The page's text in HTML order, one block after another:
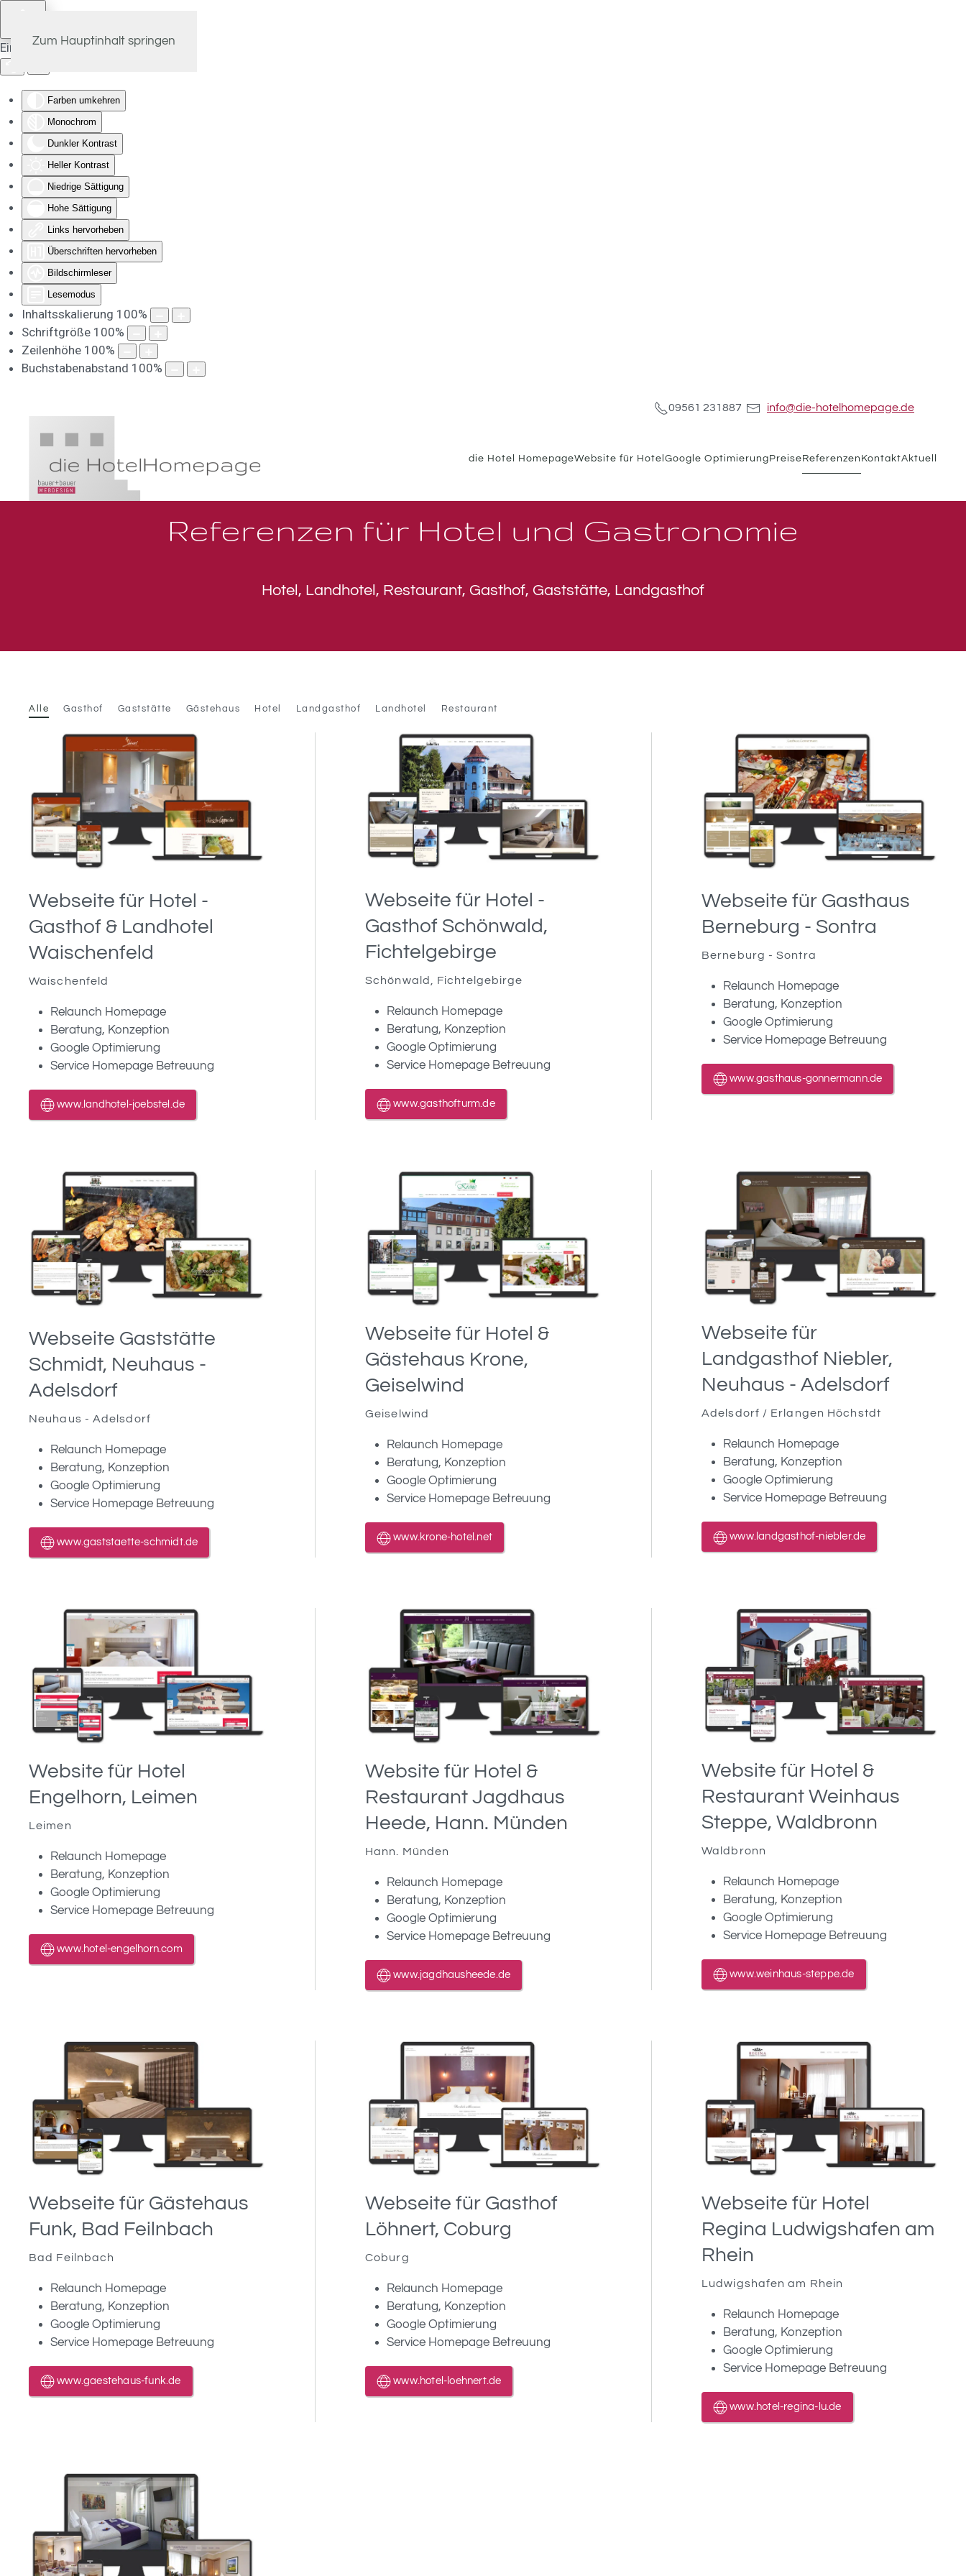
Eingabehilfen öffnen
Farben umkehren
Monochrom
Dunkler Kontrast
Heller Kontrast
Niedrige Sättigung
Hohe Sättigung
Links hervorheben
Überschriften hervorheben
Bildschirmleser
Lesemodus
Inhaltsskalierung 100%
Schriftgröße 100%
Zeilenhöhe 100%
Buchstabenabstand 100%
Zum Hauptinhalt springen
09561 231887 info@die-hotelhomepage.de
die Hotel HomepageWebsite für Hotel Google OptimierungPreiseReferenzen KontaktAktuell
Referenzen für Hotel und Gastronomie
Hotel, Landhotel, Restaurant, Gasthof, Gaststätte, Landgasthof
Alle Gasthof Gaststätte Gästehaus Hotel Landgasthof Landhotel Restaurant
Webseite für Hotel -
Gasthof & Landhotel
Waischenfeld
Waischenfeld
Relaunch Homepage
Beratung, Konzeption
Google Optimierung
Service Homepage Betreuung
www.landhotel-joebstel.de
Webseite für Hotel -
Gasthof Schönwald,
Fichtelgebirge
Schönwald, Fichtelgebirge
Relaunch Homepage
Beratung, Konzeption
Google Optimierung
Service Homepage Betreuung
www.gasthofturm.de
Webseite für Gasthaus
Berneburg - Sontra
Berneburg - Sontra
Relaunch Homepage
Beratung, Konzeption
Google Optimierung
Service Homepage Betreuung
www.gasthaus-gonnermann.de
Webseite Gaststätte
Schmidt, Neuhaus -
Adelsdorf
Neuhaus - Adelsdorf
Relaunch Homepage
Beratung, Konzeption
Google Optimierung
Service Homepage Betreuung
www.gaststaette-schmidt.de
Webseite für Hotel &
Gästehaus Krone,
Geiselwind
Geiselwind
Relaunch Homepage
Beratung, Konzeption
Google Optimierung
Service Homepage Betreuung
www.krone-hotel.net
Webseite für
Landgasthof Niebler,
Neuhaus - Adelsdorf
Adelsdorf / Erlangen Höchstdt
Relaunch Homepage
Beratung, Konzeption
Google Optimierung
Service Homepage Betreuung
www.landgasthof-niebler.de
Website für Hotel
Engelhorn, Leimen
Leimen
Relaunch Homepage
Beratung, Konzeption
Google Optimierung
Service Homepage Betreuung
www.hotel-engelhorn.com
Website für Hotel &
Restaurant Jagdhaus
Heede, Hann. Münden
Hann. Münden
Relaunch Homepage
Beratung, Konzeption
Google Optimierung
Service Homepage Betreuung
www.jagdhausheede.de
Website für Hotel &
Restaurant Weinhaus
Steppe, Waldbronn
Waldbronn
Relaunch Homepage
Beratung, Konzeption
Google Optimierung
Service Homepage Betreuung
www.weinhaus-steppe.de
Webseite für Gästehaus
Funk, Bad Feilnbach
Bad Feilnbach
Relaunch Homepage
Beratung, Konzeption
Google Optimierung
Service Homepage Betreuung
www.gaestehaus-funk.de
Webseite für Gasthof
Löhnert, Coburg
Coburg
Relaunch Homepage
Beratung, Konzeption
Google Optimierung
Service Homepage Betreuung
www.hotel-loehnert.de
Webseite für Hotel
Regina Ludwigshafen am
Rhein
Ludwigshafen am Rhein
Relaunch Homepage
Beratung, Konzeption
Google Optimierung
Service Homepage Betreuung
www.hotel-regina-lu.de